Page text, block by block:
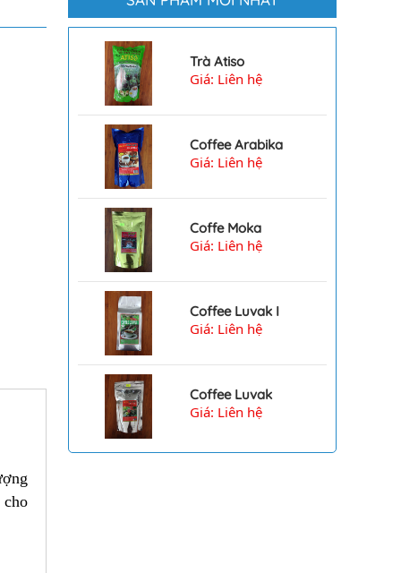
cho
Trà Atiso
Giá: Liên hệ
Coffee Arabika
Giá: Liên hệ
Coffe Moka
Giá: Liên hệ
Coffee Luvak I
Giá: Liên hệ
Coffee Luvak
Giá: Liên hệ